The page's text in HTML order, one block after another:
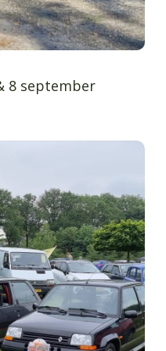
8 september